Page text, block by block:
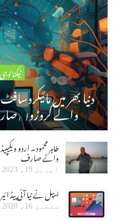
دنیا بھر میں
والے کروڑوں
طاہر محمود۔ اردو
والے صارف
اپریل 19، 2023
ایپل نے نیا آئی پیڈ
ستمبر 16، 2020